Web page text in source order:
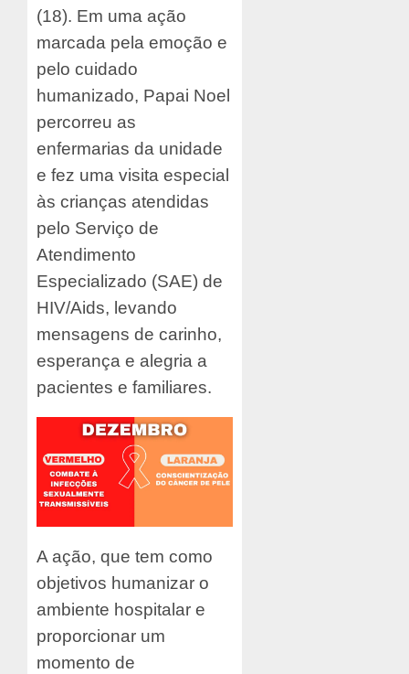
(18). Em uma ação
marcada pela emoção e
pelo cuidado
humanizado, Papai Noel
percorreu as
enfermarias da unidade
e fez uma visita especial
às crianças atendidas
pelo Serviço de
Atendimento
Especializado (SAE) de
HIV/Aids, levando
mensagens de carinho,
esperança e alegria a
pacientes e familiares.
A ação, que tem como
objetivos humanizar o
ambiente hospitalar e
proporcionar um
momento de